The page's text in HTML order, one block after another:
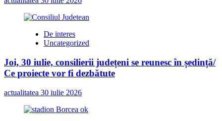
De interes
Uncategorized
Joi, 30 iulie, consilierii județeni se reunesc în ședință/
Ce proiecte vor fi dezbătute
actualitatea 30 iulie 2026